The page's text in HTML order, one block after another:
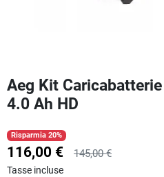
Aeg Kit
4.0 Ah HD
Risparmia 20%
116,00 € 145,00 €
Tasse incluse